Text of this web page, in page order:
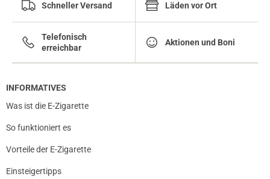
Kevin S.
Mein zweites allday liquid habe ich in dampflion
gefunden mega lecker
12.02.2019 — via
Mein zweites allday liquid habe ich in dampflion
gefunden mega lecker
Schneller Versand Läden vor Ort
Telefonisch
erreichbar
Aktionen und Boni
INFORMATIVES
Was ist die E-Zigarette
So funktioniert es
Vorteile der E-Zigarette
Einsteigertipps